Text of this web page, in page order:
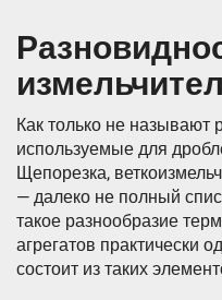
Как только не
используемые для
Щепорезка,
— далеко не полный
такое разнообразие
агрегатов практически
состоит из таких